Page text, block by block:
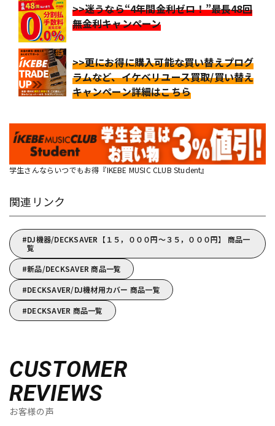
>>迷うなら“4年間金利ゼロ！”最長48回
無金利キャンペーン
>>更にお得に購入可能な買い替えプログ
ラムなど、イケベリユース買取/買い替え
キャンペーン詳細はこちら
学生さんならいつでもお得『IKEBE MUSIC CLUB Student』
関連リンク
DJ機器/DECKSAVER【１５，０００円～３５，０００円】 商品一
覧
新品/DECKSAVER 商品一覧
DECKSAVER/DJ機材用カバー 商品一覧
DECKSAVER 商品一覧
CUSTOMER
REVIEWS
お客様の声